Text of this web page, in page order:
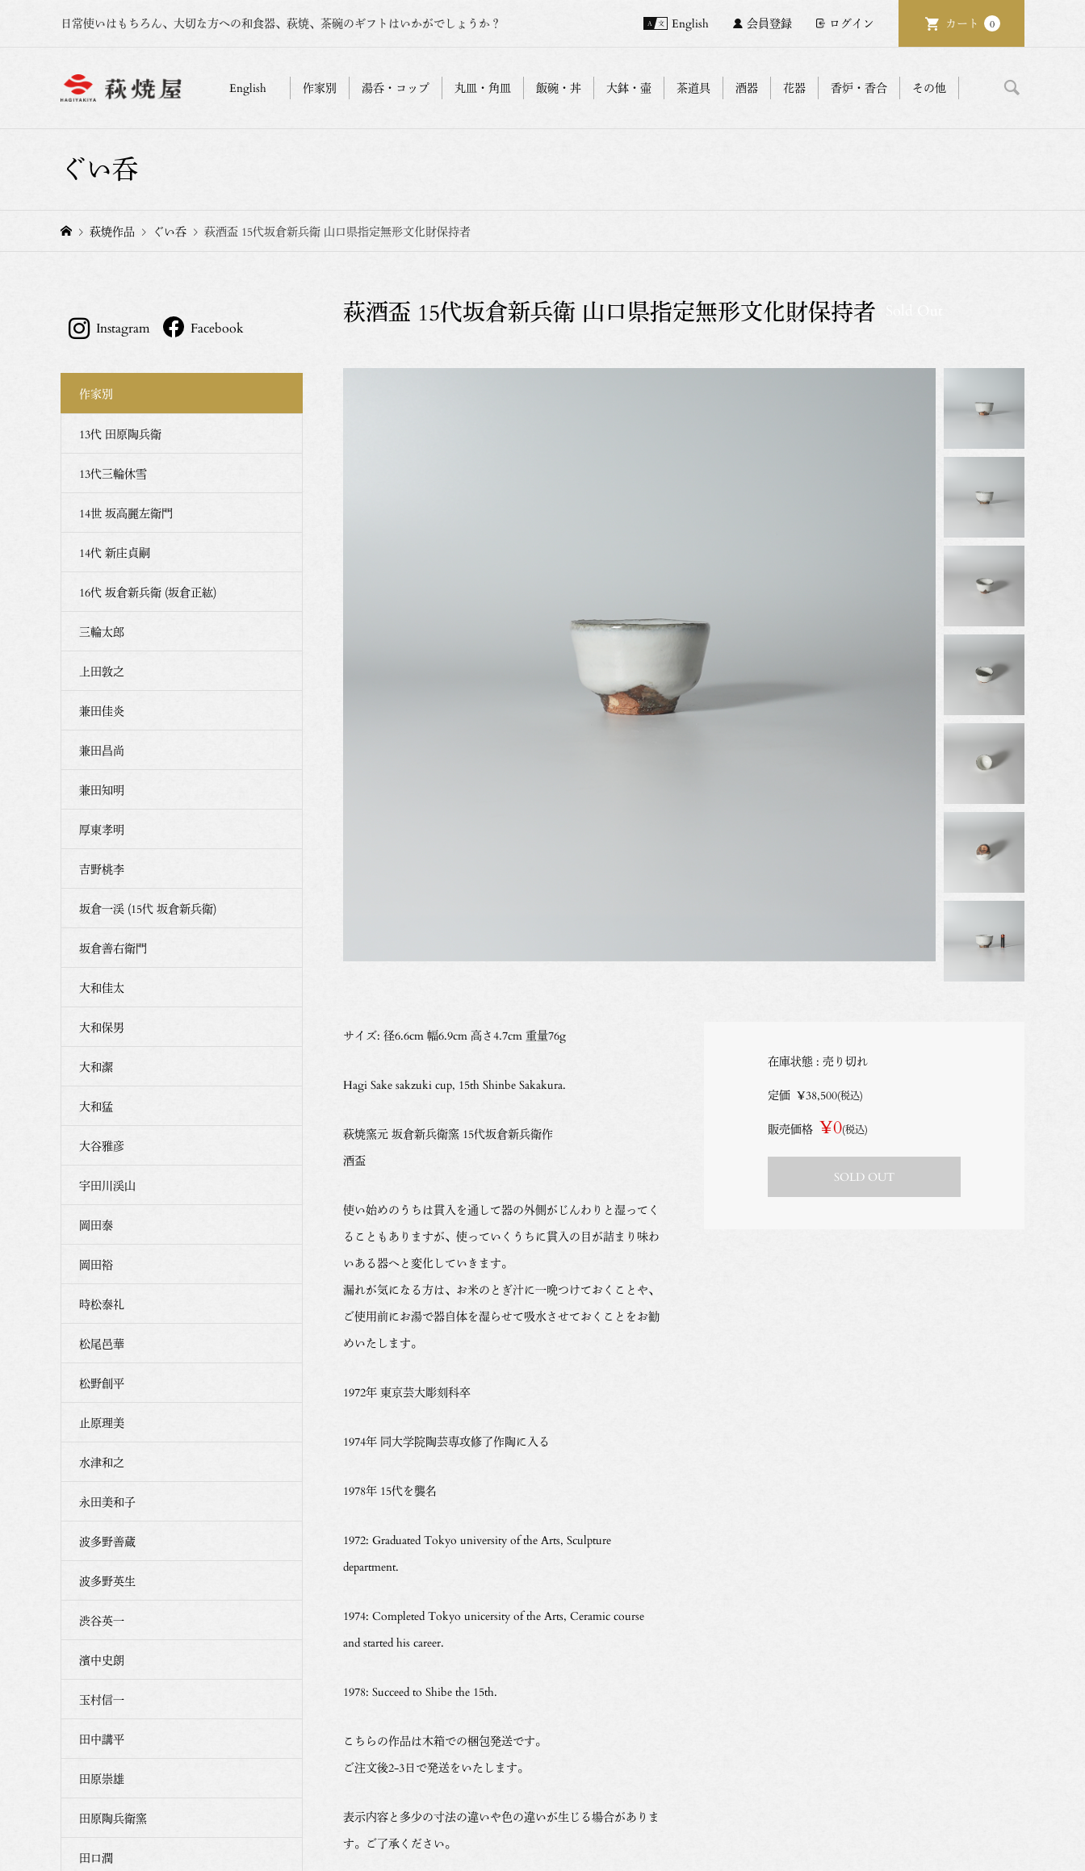
日常使いはもちろん、大切な方への和食器、萩焼、茶碗のギフトはいかがでしょうか？ English 会員登録 ログイン カート 0
English 作家別 湯呑・コップ 丸皿・角皿 飯碗・丼 大鉢・壷 茶道具 酒器 花器 香炉・香合 その他
ぐい呑
萩焼作品 ぐい呑 萩酒盃 15代坂倉新兵衛 山口県指定無形文化財保持者
萩酒盃 15代坂倉新兵衛 山口県指定無形文化財保持者
サイズ: 径6.6cm 幅6.9cm 高さ4.7cm 重量76g
Hagi Sake sakzuki cup, 15th Shinbe Sakakura.
萩焼窯元 坂倉新兵衛窯 15代坂倉新兵衛作
酒盃
使い始めのうちは貫入を通して器の外側がじんわりと湿ってく
ることもありますが、使っていくうちに貫入の目が詰まり味わ
いある器へと変化していきます。
漏れが気になる方は、お米のとぎ汁に一晩つけておくことや、
ご使用前にお湯で器自体を湿らせて吸水させておくことをお勧
めいたします。
1972年 東京芸大彫刻科卒
1974年 同大学院陶芸専攻修了作陶に入る
1978年 15代を襲名
1972: Graduated Tokyo university of the Arts, Sculpture
department.
1974: Completed Tokyo unicersity of the Arts, Ceramic course
and started his career.
1978: Succeed to Shibe the 15th.
こちらの作品は木箱での梱包発送です。
ご注文後2-3日で発送をいたします。
表示内容と多少の寸法の違いや色の違いが生じる場合がありま
す。ご了承ください。
在庫状態 : 売り切れ
定価¥38,500(税込)
販売価格 ¥0(税込)
SOLD OUT
Instagram Facebook
作家別
13代 田原陶兵衛
13代三輪休雪
14世 坂高麗左衛門
14代 新庄貞嗣
16代 坂倉新兵衛 (坂倉正紘)
三輪太郎
上田敦之
兼田佳炎
兼田昌尚
兼田知明
厚東孝明
吉野桃李
坂倉一渓 (15代 坂倉新兵衛)
坂倉善右衛門
大和佳太
大和保男
大和潔
大和猛
大谷雅彦
宇田川渓山
岡田泰
岡田裕
時松泰礼
松尾邑華
松野創平
止原理美
水津和之
永田美和子
波多野善蔵
波多野英生
渋谷英一
濱中史朗
玉村信一
田中講平
田原崇雄
田原陶兵衛窯
田口潤